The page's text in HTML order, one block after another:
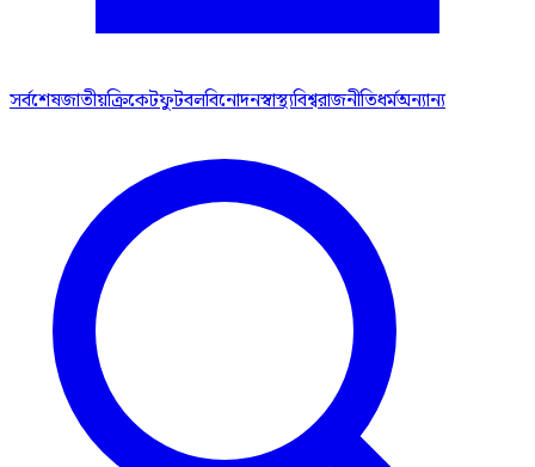
সর্বশেষজাতীয়ক্রিকেটফুটবলবিনোদনস্বাস্থ্যবিশ্বরাজনীতিধর্মঅন্যান্য